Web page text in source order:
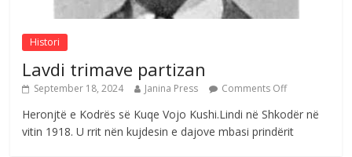
August 6, 2026 Comments Off
Histori
Lavdi trimave partizan
September 18, 2024 Janina Press Comments Off
Heronjtë e Kodrës së Kuqe Vojo Kushi.Lindi në Shkodër në
vitin 1918. U rrit nën kujdesin e dajove mbasi prindërit